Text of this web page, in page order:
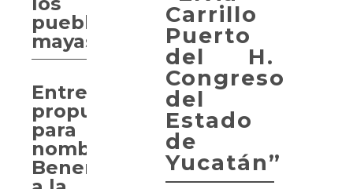
Carrillo
Puerto
del H.
Congreso
del
Estado
de
Yucatán”
pueblos
mayas
Entregan
propuesta
para
nombrar
Benemérita